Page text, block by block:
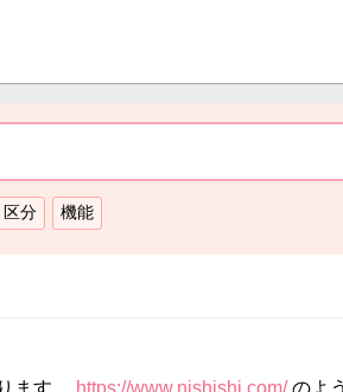
ます。 https://www.nishishi.com/のよ